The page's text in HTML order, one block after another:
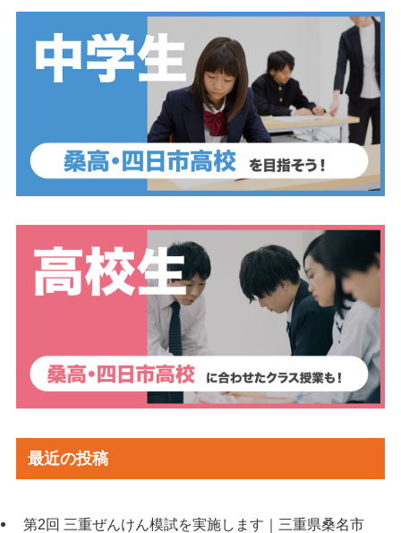
最近の投稿
第2回 三重ぜんけん模試を実施します｜三重県桑名市